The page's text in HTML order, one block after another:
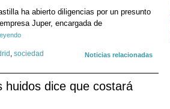
ha abierto diligencias por un presunto
Juper, encargada de
Noticias relacionadas
, sociedad
huidos dice que costará